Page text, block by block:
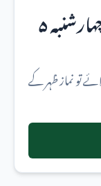
غزوہ بنو قریظه (ذی قعدہ یوم چهارشنبه ۵
نماز ظہر کے